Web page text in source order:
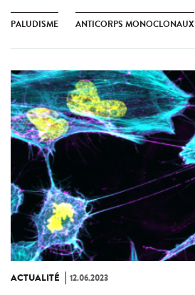
PALUDISME ANTICORPS MONOCLONAUX
ACTUALITÉ 12.06.2023